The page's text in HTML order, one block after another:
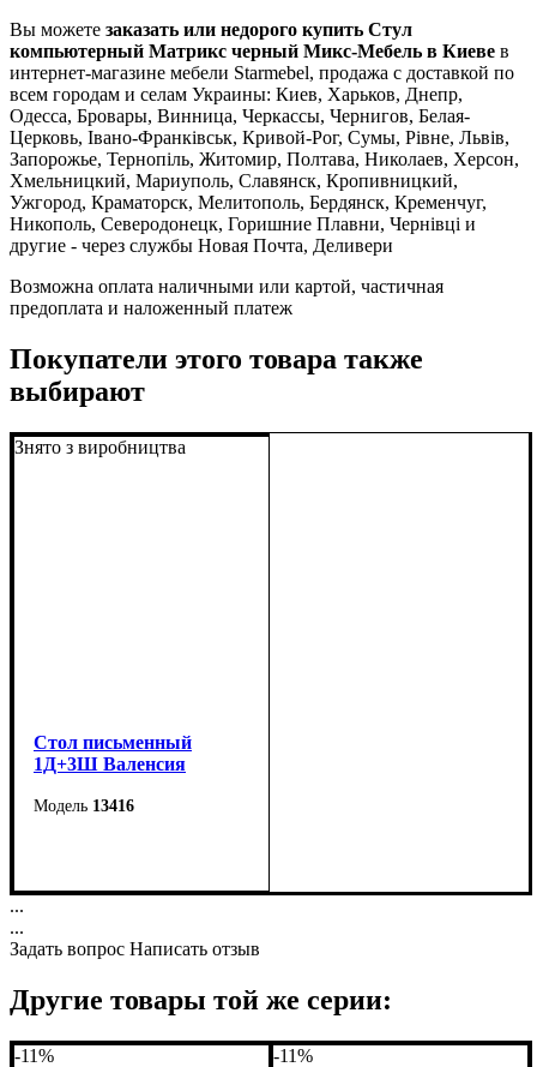
Вы можете заказать или недорого купить Стул
компьютерный Матрикс черный Микс-Мебель в Киеве в
интернет-магазине мебели Starmebel, продажа с доставкой по
всем городам и селам Украины: Киев, Харьков, Днепр,
Одесса, Бровары, Винница, Черкассы, Чернигов, Белая-
Церковь, Івано-Франківськ, Кривой-Рог, Сумы, Рівне, Львів,
Запорожье, Тернопіль, Житомир, Полтава, Николаев, Херсон,
Хмельницкий, Мариуполь, Славянск, Кропивницкий,
Ужгород, Краматорск, Мелитополь, Бердянск, Кременчуг,
Никополь, Северодонецк, Горишние Плавни, Чернівці и
другие - через службы Новая Почта, Деливери
Возможна оплата наличными или картой, частичная
предоплата и наложенный платеж
Покупатели этого товара также
выбирают
Знято з виробництва
Стол письменный
1Д+3Ш Валенсия
13416
Высота: 76 см
...
...
Задать вопрос Написать отзыв
Другие товары той же серии:
-11% -11%